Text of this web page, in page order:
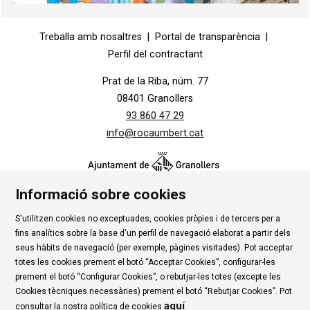
Treballa amb nosaltres
Portal de transparència
Perfil del contractant
Prat de la Riba, núm. 77
08401 Granollers
93 860 47 29
info@rocaumbert.cat
Contacte | Instància Genèrica | Alta Tercers
|
Ús de Cookies
| Política de privadesa | Avís Legal
|
Condicions d'ús Roca Umbert
Link a rssLink a instagramLink a youtubeLink a twitter
Link
Informació sobre cookies
S'utilitzen cookies no exceptuades, cookies pròpies i de tercers per a
fins analítics sobre la base d'un perfil de navegació elaborat a partir dels
seus hàbits de navegació (per exemple, pàgines visitades). Pot acceptar
totes les cookies prement el botó “Acceptar Cookies”, configurar-les
prement el botó “Configurar Cookies”, o rebutjar-les totes (excepte les
Cookies tècniques necessàries) prement el botó “Rebutjar Cookies”. Pot
consultar la nostra política de cookies aquí.